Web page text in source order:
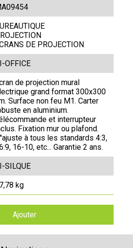
DE PROJECTION
OFFICE
de projection mural
grand format 300x300
Surface non feu M1. Carter
en aluminium.
et interrupteur
Fixation mur ou plafond.
à tous les standards 4:3,
16-10, etc... Garantie 2 ans.
SILQUE
kg
Ajouter